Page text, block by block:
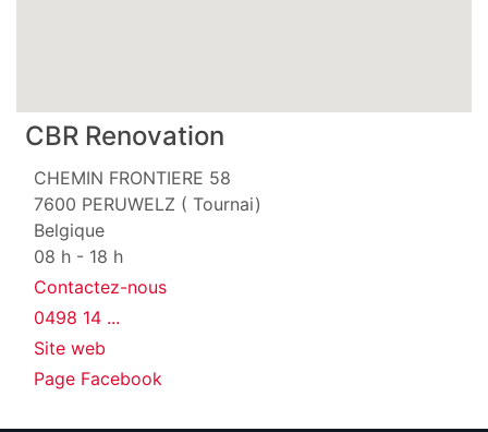
CBR Renovation
CHEMIN FRONTIERE 58
7600 PERUWELZ ( Tournai)
Belgique
08 h - 18 h
Contactez-nous
0498 14 ...
Site web
Page Facebook